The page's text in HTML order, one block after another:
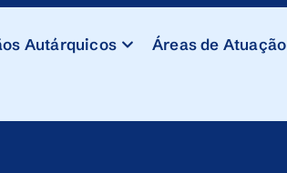
Autárquicos Áreas de Atuação